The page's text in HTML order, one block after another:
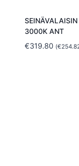
3000K ANT
€319.80 (€